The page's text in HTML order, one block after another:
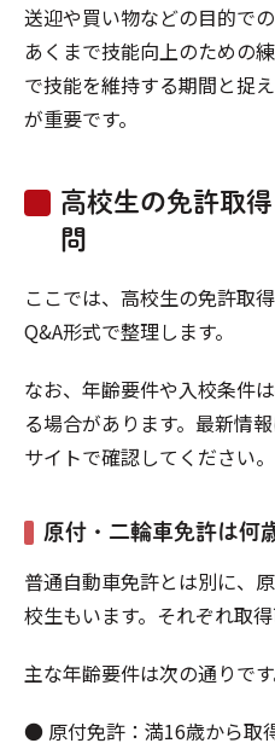
送迎や買い物などの目的で
あくまで技能向上のための
で技能を維持する期間と捉
が重要です。
高校生の免許取
問
ここでは、高校生の免許取
Q&A形式で整理します。
なお、年齢要件や入校条件
る場合があります。最新情
サイトで確認してください。
原付・二輪車免許は何
普通自動車免許とは別に、
校生もいます。それぞれ取
主な年齢要件は次の通りです
● 原付免許：満16歳から取